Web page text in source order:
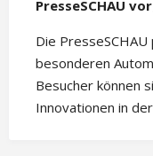
PresseSCHAU
Die
besonderen
Besucher können
Innovationen in